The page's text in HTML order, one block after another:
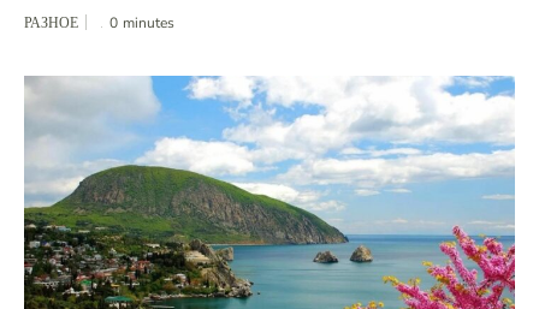
РАЗНОЕ 0 minutes